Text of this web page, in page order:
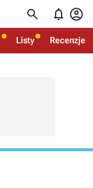
  
Listy Recenzje